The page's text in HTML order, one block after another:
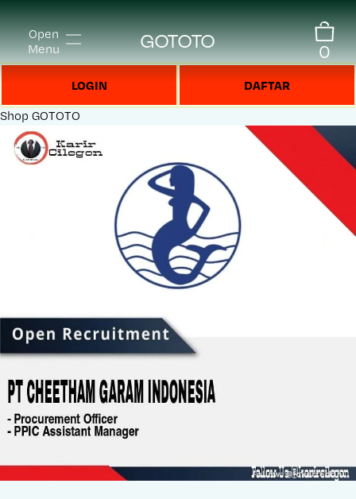
Open
Menu
GOTOTO 0
LOGIN DAFTAR
Shop GOTOTO